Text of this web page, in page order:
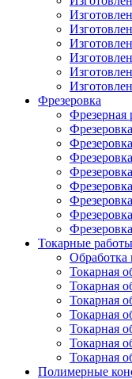
Фрезеровка
Токарные работы
Обработка
Токарная
Токарная
Токарная
Токарная
Токарная
Токарная
Токарная
Полимерные